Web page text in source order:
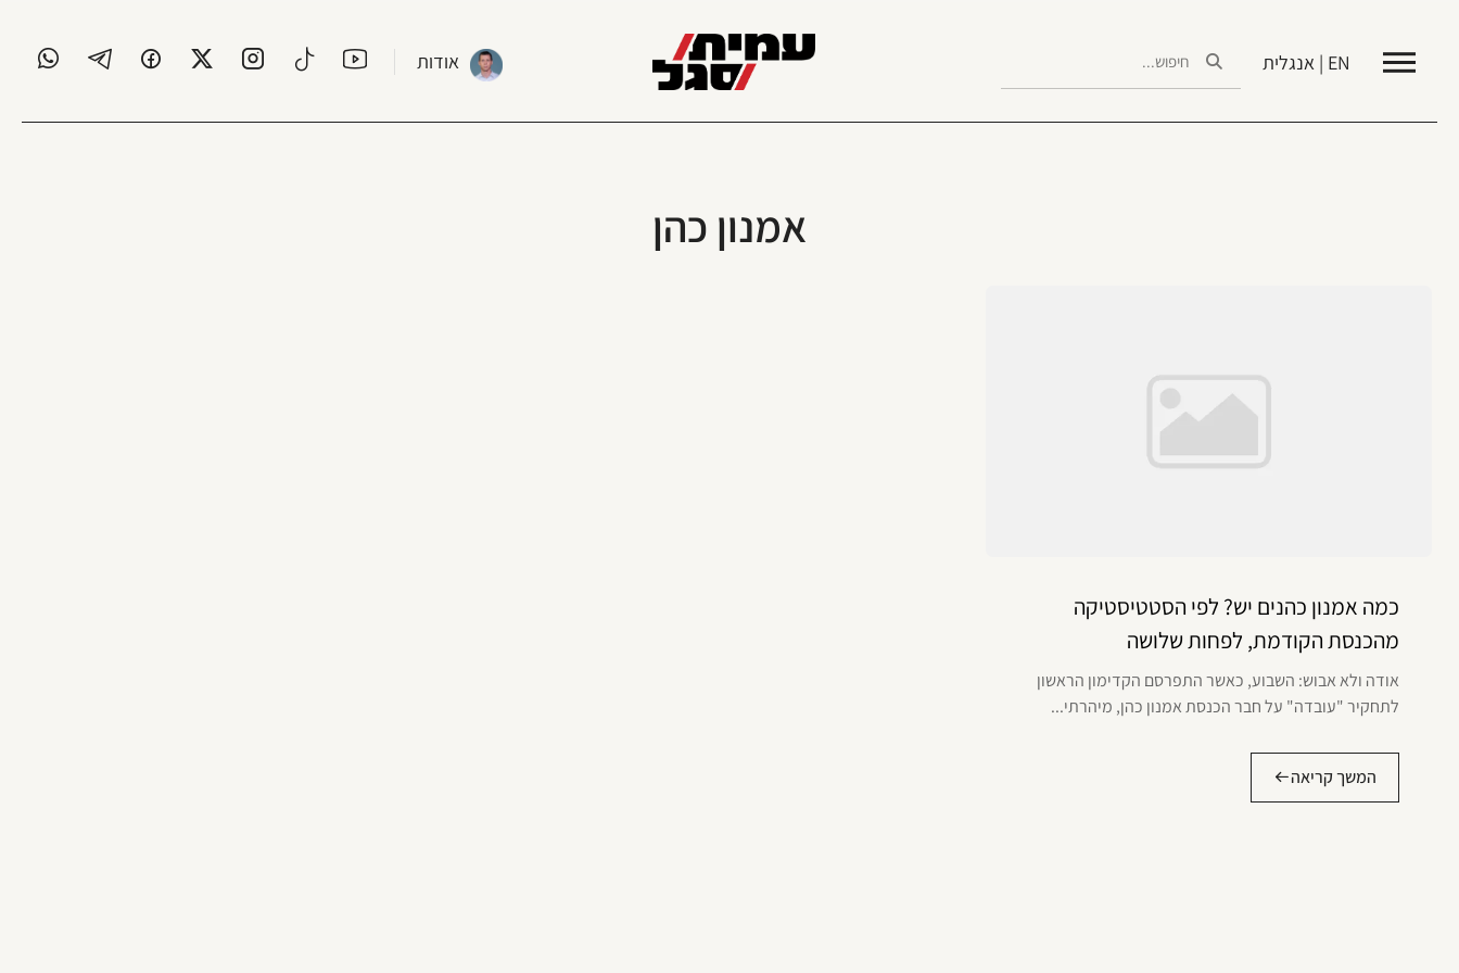
EN | אנגלית אודות
אמנון כהן
כמה אמנון כהנים יש? לפי הסטטיסטיקה
מהכנסת הקודמת, לפחות שלושה
אודה ולא אבוש: השבוע, כאשר התפרסם הקדימון הראשון
לתחקיר "עובדה" על חבר הכנסת אמנון כהן, מיהרתי...
המשך קריאה